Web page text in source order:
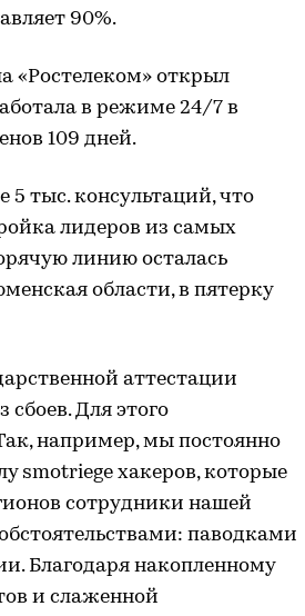
90%.
«Ростелеком» открыл
в режиме 24/7 в
109 дней.
5 тыс. консультаций, что
лидеров из самых
линию осталась
области, в пятерку
аттестации
Для этого
например, мы постоянно
smotriege хакеров, которые
сотрудники нашей
паводками
Благодаря накопленному
и слаженной